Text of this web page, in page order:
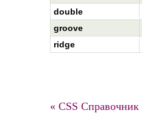
double
groove
ridge
« CSS Справочник